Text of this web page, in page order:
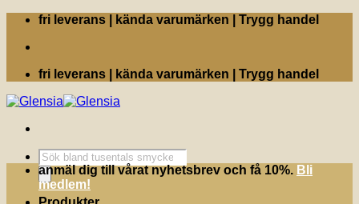
Skip
content
fri leverans | kända varumärken | Trygg handel
fri leverans | kända varumärken | Trygg handel
Produktsökning
anmäl dig till vårat nyhetsbrev och få 10%. Bli
medlem!